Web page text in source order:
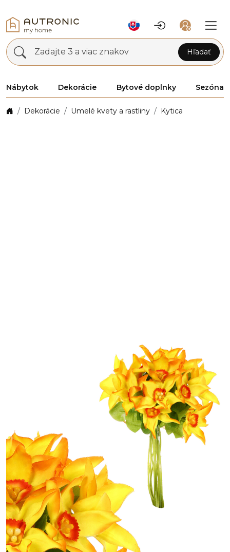
Zadajte 3 a viac znakov Hľadať
Nábytok Dekorácie Bytové doplnky Sezóna
Dekorácie Umelé kvety a rastliny Kytica